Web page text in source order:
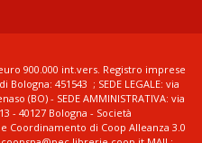
900.000 int.vers. Registro imprese
Bologna: 451543 ; SEDE LEGALE: via
(BO) - SEDE AMMINISTRATIVA: via
- 40127 Bologna - Società
Coordinamento di Coop Alleanza 3.0